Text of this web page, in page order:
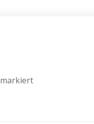
markiert